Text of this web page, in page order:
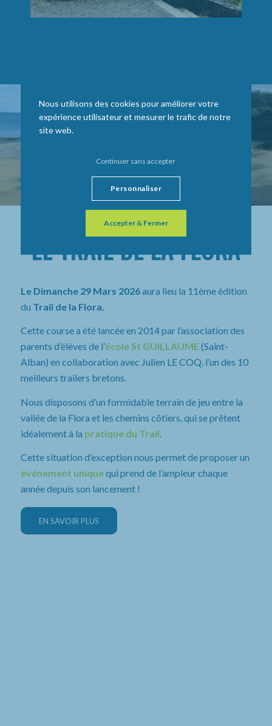
LE TRAIL DE LA FLORA
Le Dimanche 29 Mars 2026aura lieu la 11ème édition
du Trail de la Flora.
Cette course a été lancée en 2014 par l’association des
parents d’élèves de l’école St GUILLAUME(Saint-
Alban) en collaboration avec Julien LE COQ, l’un des 10
meilleurs trailers bretons.
Nous disposons d’un formidable terrain de jeu entre la
vallée de la Flora et les chemins côtiers, qui se prêtent
idéalement à la pratique du Trail
Cette situation d’exception nous permet de proposer un
événement uniquequi prend de l’ampleur chaque
année depuis son lancement !
EN SAVOIR PLUS
Nous utilisons des cookies pour améliorer votre
expérience utilisateur et mesurer le trafic de notre
site web.
Accepter & Fermer
Continuer sans accepter
Personnaliser